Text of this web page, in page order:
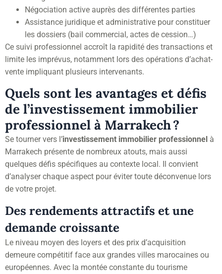
Négociation active auprès des différentes parties
Assistance juridique et administrative pour constituer
les dossiers (bail commercial, actes de cession…)
Ce suivi professionnel accroît la rapidité des transactions et
limite les imprévus, notamment lors des opérations d’achat-
vente impliquant plusieurs intervenants.
Quels sont les avantages et défis
de l’investissement immobilier
professionnel à Marrakech ?
Se tourner vers l’investissement immobilier professionnel à
Marrakech présente de nombreux atouts, mais aussi
quelques défis spécifiques au contexte local. Il convient
d’analyser chaque aspect pour éviter toute déconvenue lors
de votre projet.
Des rendements attractifs et une
demande croissante
Le niveau moyen des loyers et des prix d’acquisition
demeure compétitif face aux grandes villes marocaines ou
européennes. Avec la montée constante du tourisme